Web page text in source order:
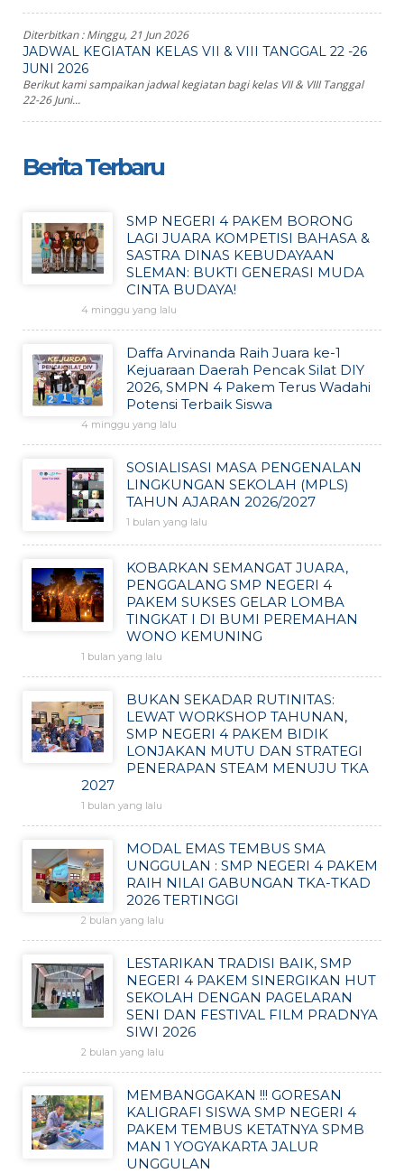
Diterbitkan :Minggu, 21 Jun 2026
JADWAL KEGIATAN KELAS VII & VIII TANGGAL 22 -26
JUNI 2026
Berikut kami sampaikan jadwal kegiatan bagi kelas VII & VIII Tanggal
22-26 Juni...
Berita Terbaru
SMP NEGERI 4 PAKEM BORONG
LAGI JUARA KOMPETISI BAHASA &
SASTRA DINAS KEBUDAYAAN
SLEMAN: BUKTI GENERASI MUDA
CINTA BUDAYA!
4 minggu yang lalu
Daffa Arvinanda Raih Juara ke-1
Kejuaraan Daerah Pencak Silat DIY
2026, SMPN 4 Pakem Terus Wadahi
Potensi Terbaik Siswa
4 minggu yang lalu
SOSIALISASI MASA PENGENALAN
LINGKUNGAN SEKOLAH (MPLS)
TAHUN AJARAN 2026/2027
1 bulan yang lalu
KOBARKAN SEMANGAT JUARA,
PENGGALANG SMP NEGERI 4
PAKEM SUKSES GELAR LOMBA
TINGKAT I DI BUMI PEREMAHAN
WONO KEMUNING
1 bulan yang lalu
BUKAN SEKADAR RUTINITAS:
LEWAT WORKSHOP TAHUNAN,
SMP NEGERI 4 PAKEM BIDIK
LONJAKAN MUTU DAN STRATEGI
PENERAPAN STEAM MENUJU TKA
2027
1 bulan yang lalu
MODAL EMAS TEMBUS SMA
UNGGULAN : SMP NEGERI 4 PAKEM
RAIH NILAI GABUNGAN TKA-TKAD
2026 TERTINGGI
2 bulan yang lalu
LESTARIKAN TRADISI BAIK, SMP
NEGERI 4 PAKEM SINERGIKAN HUT
SEKOLAH DENGAN PAGELARAN
SENI DAN FESTIVAL FILM PRADNYA
SIWI 2026
2 bulan yang lalu
MEMBANGGAKAN !!! GORESAN
KALIGRAFI SISWA SMP NEGERI 4
PAKEM TEMBUS KETATNYA SPMB
MAN 1 YOGYAKARTA JALUR
UNGGULAN